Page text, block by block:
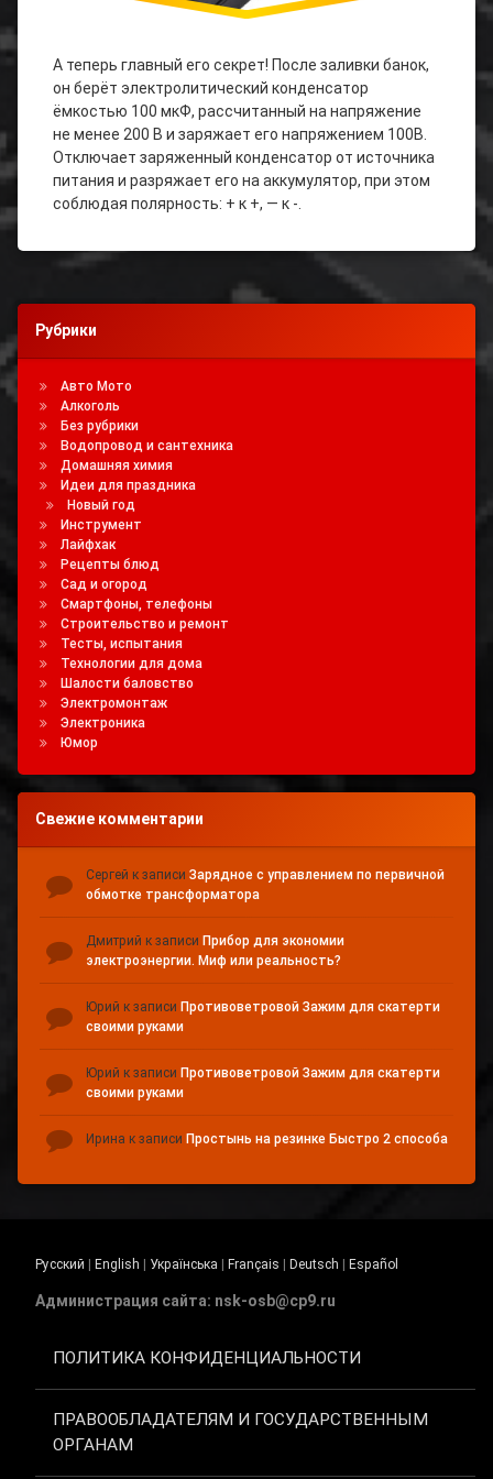
А теперь главный его секрет! После заливки банок,
он берёт электролитический конденсатор
ёмкостью 100 мкФ, рассчитанный на напряжение
не менее 200 В и заряжает его напряжением 100В.
Отключает заряженный конденсатор от источника
питания и разряжает его на аккумулятор, при этом
соблюдая полярность: + к +, — к -.
Рубрики
Авто Мото
Алкоголь
Без рубрики
Водопровод и сантехника
Домашняя химия
Идеи для праздника
Новый год
Инструмент
Лайфхак
Рецепты блюд
Сад и огород
Смартфоны, телефоны
Строительство и ремонт
Тесты, испытания
Технологии для дома
Шалости баловство
Электромонтаж
Электроника
Юмор
Свежие комментарии
Сергей к записи Зарядное с управлением по первичной
обмотке трансформатора
Дмитрий к записи Прибор для экономии
электроэнергии. Миф или реальность?
Юрий к записи Противоветровой Зажим для скатерти
своими руками
Юрий к записи Противоветровой Зажим для скатерти
своими руками
Ирина к записи Простынь на резинке Быстро 2 способа
Русский English Українська Français Deutsch Español
Администрация сайта: nsk-osb@cp9.ru
ПОЛИТИКА КОНФИДЕНЦИАЛЬНОСТИ
ПРАВООБЛАДАТЕЛЯМ И ГОСУДАРСТВЕННЫМ
ОРГАНАМ